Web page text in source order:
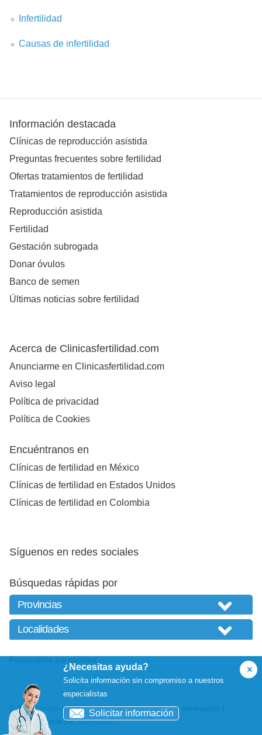
Infertilidad
Causas de infertilidad
¿Necesitas ayuda?
Solicita información sin compromiso a nuestros
especialistas
Solicitar información
Información destacada
Clínicas de reproducción asistida
Preguntas frecuentes sobre fertilidad
Ofertas tratamientos de fertilidad
Tratamientos de reproducción asistida
Reproducción asistida
Fertilidad
Gestación subrogada
Donar óvulos
Banco de semen
Últimas noticias sobre fertilidad
Acerca de Clinicasfertilidad.com
Anunciarme en Clinicasfertilidad.com
Aviso legal
Política de privacidad
Política de Cookies
Encuéntranos en
Clínicas de fertilidad en México
Clínicas de fertilidad en Estados Unidos
Clínicas de fertilidad en Colombia
Síguenos en redes sociales
Búsquedas rápidas por
Personaliza tus cookies
© 2026clinicasfertilidad.com| Todos los derechos reservados |
Website creada porbalneariais